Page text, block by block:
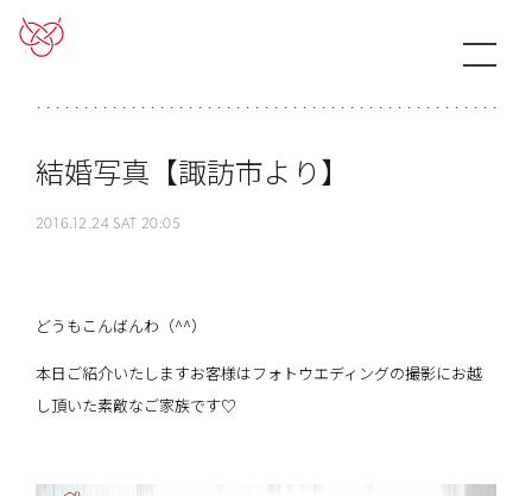
結婚写真【諏訪市より】
2016.12.24 SAT 20:05
どうもこんばんわ（^^）
本日ご紹介いたしますお客様はフォトウエディングの撮影にお越
し頂いた素敵なご家族です♡